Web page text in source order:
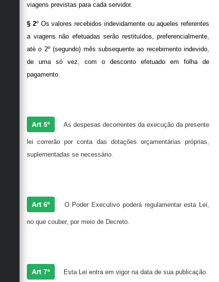
viagens previstas para cada servidor.
§ 2º Os valores recebidos indevidamente ou aqueles referentes
a viagens não efetuadas serão restituídos, preferencialmente,
até o 2º (segundo) mês subsequente ao recebimento indevido,
de uma só vez, com o desconto efetuado em folha de
pagamento.
Art 5º As despesas decorrentes da execução da presente
lei correrão por conta das dotações orçamentárias próprias,
suplementadas se necessário.
Art 6º O Poder Executivo poderá regulamentar esta Lei,
no que couber, por meio de Decreto.
Art 7º Esta Lei entra em vigor na data de sua publicação.